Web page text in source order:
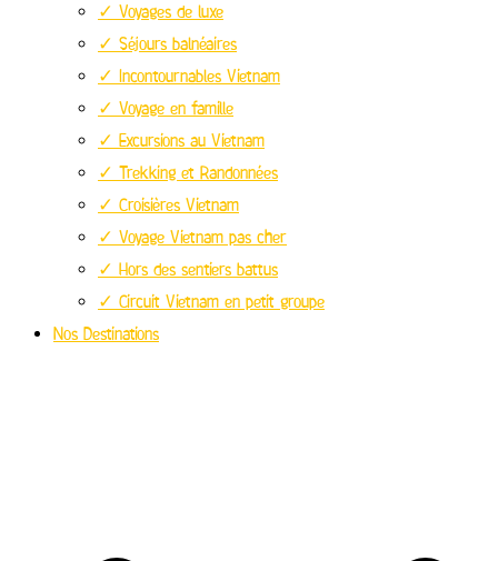
✓ Voyages de luxe
✓ Séjours balnéaires
✓ Incontournables Vietnam
✓ Voyage en famille
✓ Excursions au Vietnam
✓ Trekking et Randonnées
✓ Croisières Vietnam
✓ Voyage Vietnam pas cher
✓ Hors des sentiers battus
✓ Circuit Vietnam en petit groupe
Nos Destinations